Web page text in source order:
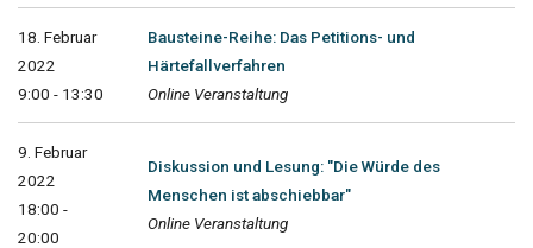
18. Februar
2022
9:00 - 13:30
Bausteine-Reihe: Das Petitions- und
Härtefallverfahren
Online Veranstaltung
9. Februar
2022
18:00 -
20:00
Diskussion und Lesung: "Die Würde des
Menschen ist abschiebbar"
Online Veranstaltung